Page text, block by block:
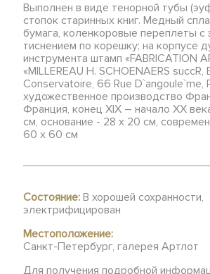
Выполнен в виде тенорной тубы
стопок старинных книг. Медный
бумага, коленкоровые переплеты с
тиснением по корешку; на корпусе
инструмента штамп «FABRICATION
«MILLEREAU H. SCHOENAERS
Conservatoire, 66 Rue D`angoule`me,
художественное производство
Франция, конец XIX – начало XX
см, основание - 28 х 20 см,
60 х 60 см
Состояние: В хорошей сохранности,
электрифицирован
Местоположение:
Санкт-Петербург, галерея Артлот
Для получения подробной